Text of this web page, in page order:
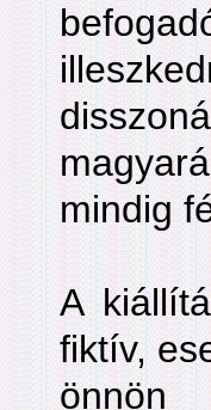
mindig
A
fiktív,
önnön